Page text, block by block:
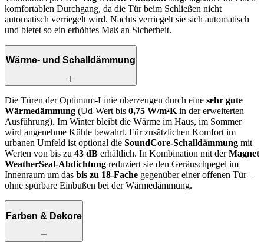
komfortablen Durchgang, da die Tür beim Schließen nicht
automatisch verriegelt wird. Nachts verriegelt sie sich automatisch
und bietet so ein erhöhtes Maß an Sicherheit.
Wärme- und Schalldämmung
Die Türen der Optimum-Linie überzeugen durch eine sehr gute
Wärmedämmung (Ud-Wert bis 0,75 W/m²K in der erweiterten
Ausführung). Im Winter bleibt die Wärme im Haus, im Sommer
wird angenehme Kühle bewahrt. Für zusätzlichen Komfort im
urbanen Umfeld ist optional die SoundCore-Schalldämmung mit
Werten von bis zu 43 dB erhältlich. In Kombination mit derMagnet
WeatherSeal-Abdichtung reduziert sie den Geräuschpegel im
Innenraum um das bis zu 18-Fache gegenüber einer offenen Tür –
ohne spürbare Einbußen bei der Wärmedämmung.
Farben & Dekore